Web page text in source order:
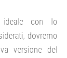
ideale con lo
dovremo
versione del